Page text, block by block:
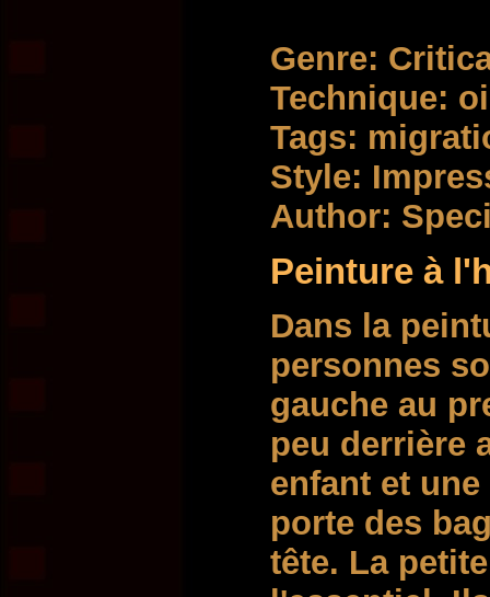
Genre:
Technique:
Tags:
Style:
Author:
Peinture à
Dans la
personnes
gauche au
peu derrière
enfant et
porte des
tête. La